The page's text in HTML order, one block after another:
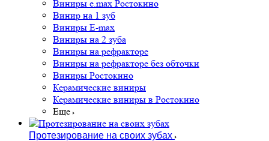
Виниры e.max Ростокино
Винир на 1 зуб
Виниры E-max
Виниры на 2 зуба
Виниры на рефракторе
Виниры на рефракторе без обточки
Виниры Ростокино
Керамические виниры
Керамические виниры в Ростокино
Еще
Протезирование на своих зубах